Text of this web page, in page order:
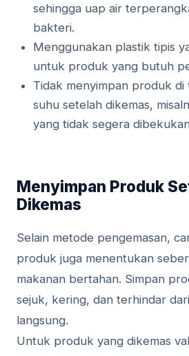
sehingga uap air
bakteri.
Menggunakan plastik tipis
untuk produk yang butuh
Tidak menyimpan produk di
suhu setelah dikemas,
yang tidak segera
Menyimpan Produk
Dikemas
Selain metode pengemasan,
produk juga menentukan
makanan bertahan. Simpan
sejuk, kering, dan terhindar
langsung.
Untuk produk yang dikemas